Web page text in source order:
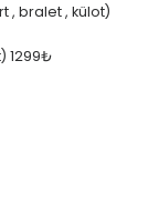
, bralet , külot)
1299₺